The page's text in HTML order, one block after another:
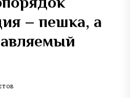
– пешка, а